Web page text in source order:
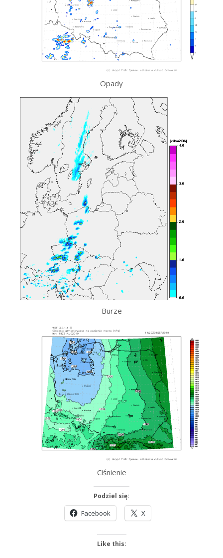
Opady
Burze
Ciśnienie
Podziel się:
Facebook X
Like this: